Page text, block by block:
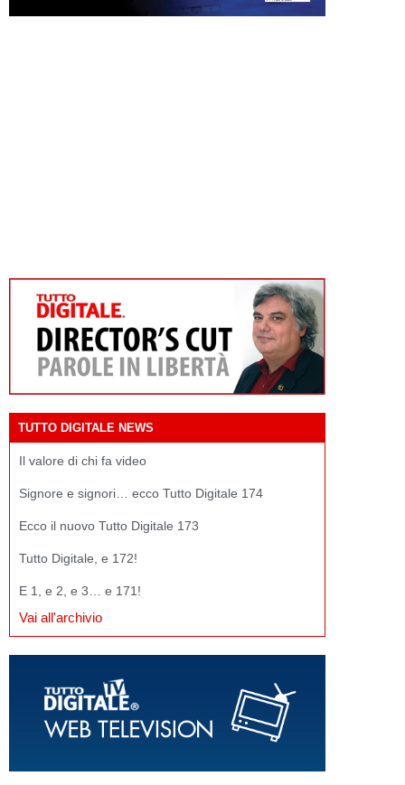
TUTTO DIGITALE NEWS
Il valore di chi fa video
Signore e signori… ecco Tutto Digitale 174
Ecco il nuovo Tutto Digitale 173
Tutto Digitale, e 172!
E 1, e 2, e 3… e 171!
Vai all'archivio